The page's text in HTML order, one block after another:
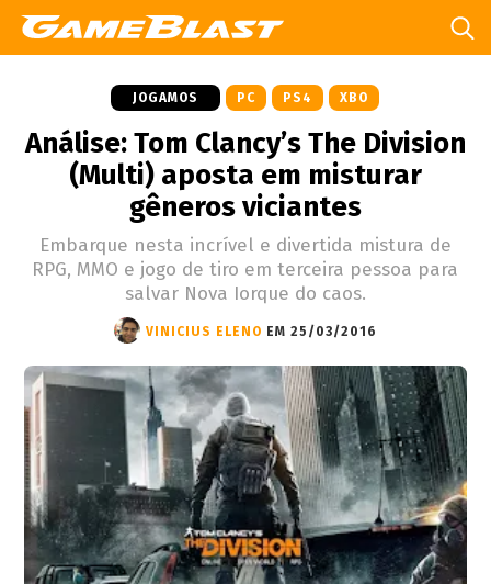
JOGAMOS PC PS4 XBO
Análise: Tom Clancy’s The Division
(Multi) aposta em misturar
gêneros viciantes
Embarque nesta incrível e divertida mistura de
RPG, MMO e jogo de tiro em terceira pessoa para
salvar Nova Iorque do caos.
VINICIUS ELENO EM 25/03/2016